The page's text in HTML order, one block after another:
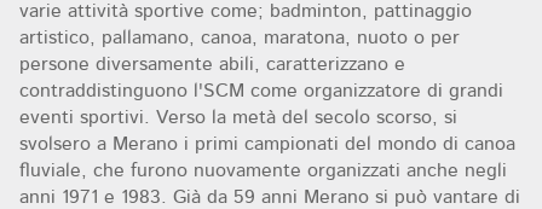
varie attività sportive come; badminton, pattinaggio
artistico, pallamano, canoa, maratona, nuoto o per
persone diversamente abili, caratterizzano e
contraddistinguono l'SCM come organizzatore di grandi
eventi sportivi. Verso la metà del secolo scorso, si
svolsero a Merano i primi campionati del mondo di canoa
fluviale, che furono nuovamente organizzati anche negli
anni 1971 e 1983. Già da 59 anni Merano si può vantare di